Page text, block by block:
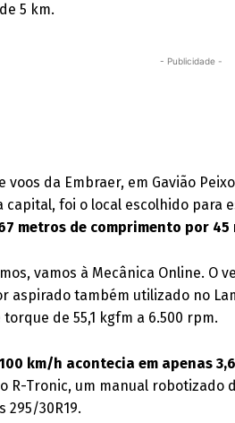
5 km.
- Publicidade -
voos da Embraer, em Gavião
capital, foi o local escolhido para
metros de comprimento por
vamos à Mecânica Online. O
aspirado também utilizado no
de 55,1 kgfm a 6.500 rpm.
km/h acontecia em apenas
R-Tronic, um manual
295/30R19.